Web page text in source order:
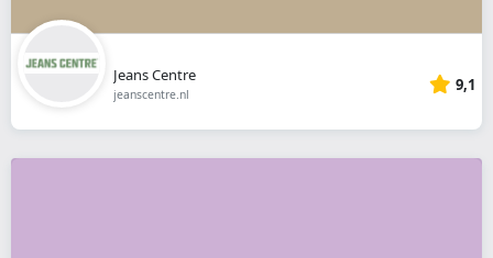
Jeans Centre
jeanscentre.nl 9,1